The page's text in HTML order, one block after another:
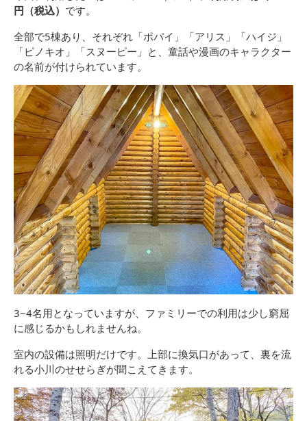
円（税込） です。
全部で5棟あり、それぞれ「ポパイ」「アリス」「ハイジ」
「ピノキオ」「スヌーピー」と、童話や漫画のキャラクター
の名前が付けられています。
3~4名用となっていますが、ファミリーでの利用は少し窮屈
に感じるかもしれませんね。
室内の設備は照明だけです。上部に換気口があって、裏を流
れる小川のせせらぎが聞こえてきます。